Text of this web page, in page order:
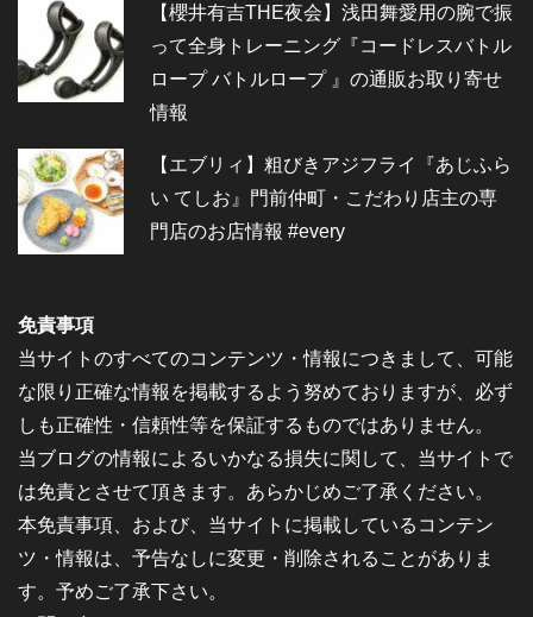
【櫻井有吉THE夜会】浅田舞愛用の腕で振
って全身トレーニング『コードレスバトル
ロープ バトルロープ 』の通販お取り寄せ
情報
【エブリィ】粗びきアジフライ『あじふら
い てしお』門前仲町・こだわり店主の専
門店のお店情報 #every
免責事項
当サイトのすべてのコンテンツ・情報につきまして、可能
な限り正確な情報を掲載するよう努めておりますが、必ず
しも正確性・信頼性等を保証するものではありません。
当ブログの情報によるいかなる損失に関して、当サイトで
は免責とさせて頂きます。あらかじめご了承ください。
本免責事項、および、当サイトに掲載しているコンテン
ツ・情報は、予告なしに変更・削除されることがありま
す。予めご了承下さい。